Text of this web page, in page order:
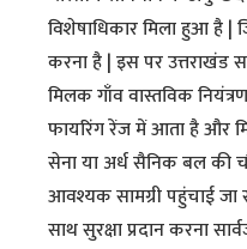
विशेषाधिकार मिला हुआ है
करना है | इस पर उत्तराखंड
मिलक गाँव वास्तविक
फायरिंग रेंज में आता है और
सेना या अर्ध सैनिक बल की
आवश्यक सामग्री पहुंचाई जा
साथ सुरक्षा प्रदान करना